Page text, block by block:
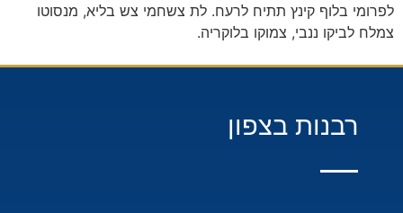
לפרומי בלוף קינץ תתיח לרעח. לת צשחמי צש בליא, מנסוטו
צמלח לביקו ננבי, צמוקו בלוקריה.
רבנות בצפון